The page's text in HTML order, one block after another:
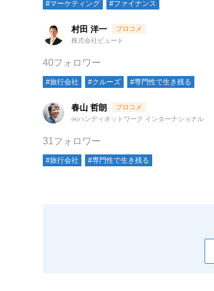
#マーケティング
#ファイナンス
村田 洋一
株式会社ビュート
40フォロワー
#旅行会社 #クルーズ #専門性で生き残る
春山 哲朗
㈱ハンディネットワーク インターナショナル
31フォロワー
#旅行会社 #専門性で生き残る